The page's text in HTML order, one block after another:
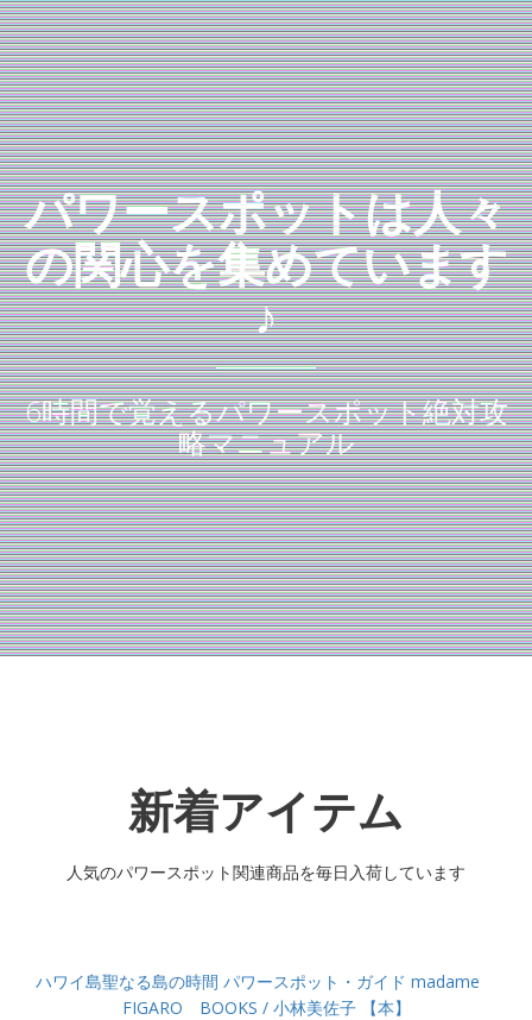
パワースポットは人々
の関心を集めています
♪
6時間で覚えるパワースポット絶対攻
略マニュアル
新着アイテム
人気のパワースポット関連商品を毎日入荷しています
ハワイ島聖なる島の時間 パワースポット・ガイド madame
FIGARO BOOKS / 小林美佐子 【本】